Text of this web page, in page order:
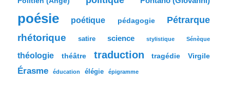
poésie poétique pédagogie Pétrarque
rhétorique satire science stylistique Sénèque
théologie théâtre traduction tragédie Virgile
Érasme éducation élégie épigramme